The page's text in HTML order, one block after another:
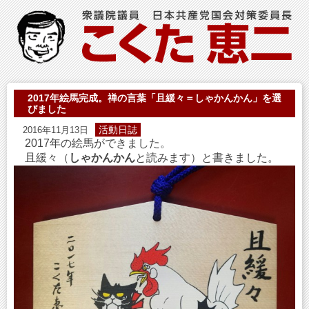
2017年絵馬完成。禅の言葉「且緩々＝しゃかんかん」を選
びました
2016年11月13日 活動日誌
2017年の絵馬ができました。
且緩々（ しゃかんかんと読みます）と書きました。